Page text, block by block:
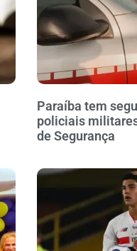
Paraíba tem
policiais
de Segurança